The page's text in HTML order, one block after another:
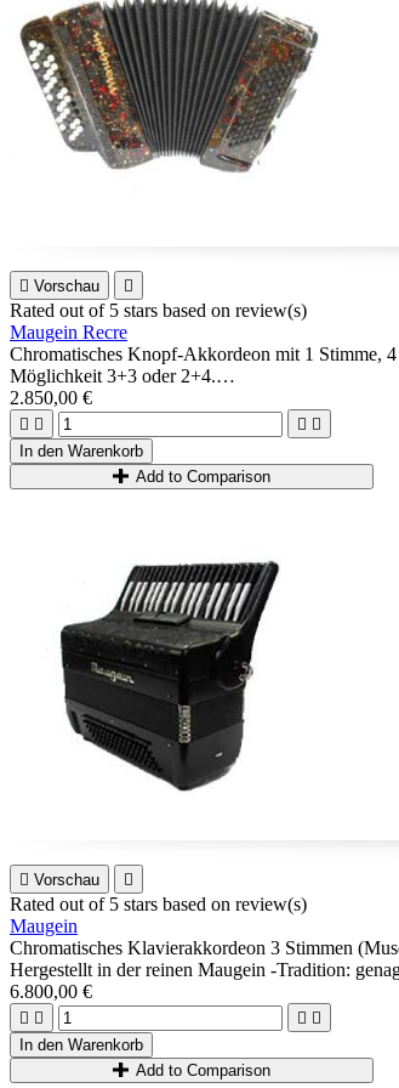
 Vorschau 
Rated out of 5 stars based on review(s)
Maugein Recre
Chromatisches Knopf-Akkordeon mit 1 Stimme,
Möglichkeit 3+3 oder 2+4.
Ideal für Anfänger.
2.850,00 €
   
In den Warenkorb
Add to Comparison
 Vorschau 
Rated out of 5 stars based on review(s)
Maugein
Chromatisches Klavierakkordeon 3 Stimmen
Hergestellt in der reinen Maugein -Tradition:
Ideal für Anfänger oder Fortgeschrittene, die ein
6.800,00 €
   
In den Warenkorb
Add to Comparison